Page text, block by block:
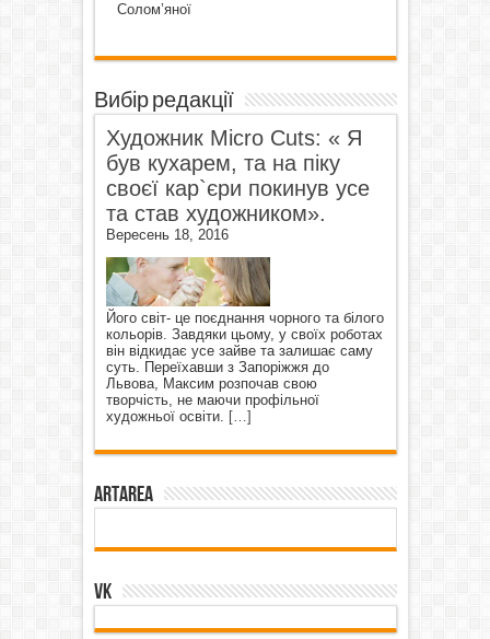
Солом’яної
Вибір редакції
Художник Micro Cuts: « Я
був кухарем, та на піку
своєї кар`єри покинув усе
та став художником».
Вересень 18, 2016
Його світ- це поєднання чорного та білого
кольорів. Завдяки цьому, у своїх роботах
він відкидає усе зайве та залишає саму
суть. Переїхавши з Запоріжжя до
Львова, Максим розпочав свою
творчість, не маючи профільної
художньої освіти. […]
ArtArea
VK